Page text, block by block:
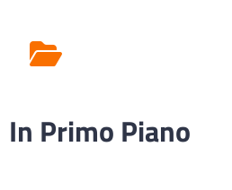
In Primo Piano